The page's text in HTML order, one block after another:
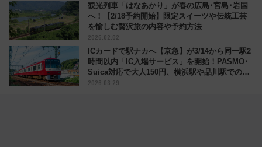
観光列車「はなあかり」が春の広島･宮島･岩国
へ！【2/18予約開始】限定スイーツや伝統工芸
を愉しむ贅沢旅の内容や予約方法
2026.02.02
ICカードで駅ナカへ【京急】が3/14から同一駅2
時間以内「IC入場サービス」を開始！PASMO･
Suica対応で大人150円、横浜駅や品川駅での注
意点も
2026.03.29